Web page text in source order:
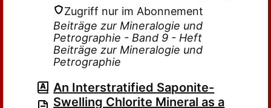
Zugriff nur im Abonnement
Beiträge zur Mineralogie und
Petrographie - Band 9 - Heft
Beiträge zur Mineralogie und
Petrographie
An Interstratified Saponite-
Swelling Chlorite Mineral as a